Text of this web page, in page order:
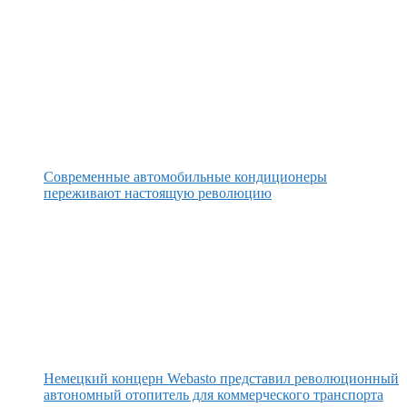
Современные автомобильные кондиционеры
переживают настоящую революцию
Немецкий концерн Webasto представил революционный
автономный отопитель для коммерческого транспорта